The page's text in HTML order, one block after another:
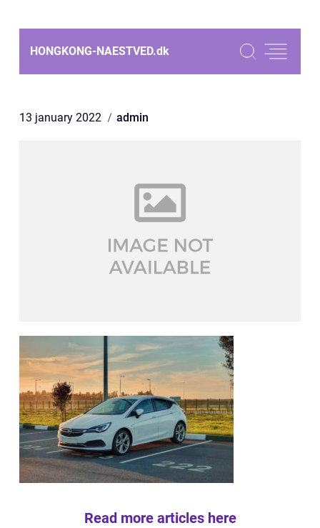
HONGKONG-NAESTVED.dk
13 january 2022 admin
Read more articles here